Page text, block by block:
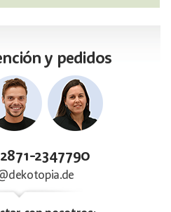
y pedidos
2347790